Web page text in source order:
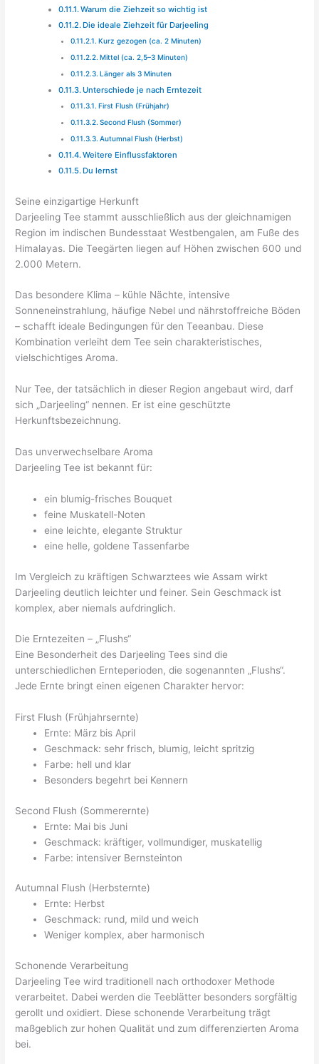
Warum die Ziehzeit so wichtig ist
Die ideale Ziehzeit für Darjeeling
Kurz gezogen (ca. 2 Minuten)
Mittel (ca. 2,5–3 Minuten)
Länger als 3 Minuten
Unterschiede je nach Erntezeit
First Flush (Frühjahr)
Second Flush (Sommer)
Autumnal Flush (Herbst)
Weitere Einflussfaktoren
Du lernst
Seine einzigartige Herkunft
Darjeeling Tee stammt ausschließlich aus der gleichnamigen
Region im indischen Bundesstaat Westbengalen, am Fuße des
Himalayas. Die Teegärten liegen auf Höhen zwischen 600 und
2.000 Metern.
Das besondere Klima – kühle Nächte, intensive
Sonneneinstrahlung, häufige Nebel und nährstoffreiche Böden
– schafft ideale Bedingungen für den Teeanbau. Diese
Kombination verleiht dem Tee sein charakteristisches,
vielschichtiges Aroma.
Nur Tee, der tatsächlich in dieser Region angebaut wird, darf
sich „Darjeeling“ nennen. Er ist eine geschützte
Herkunftsbezeichnung.
Das unverwechselbare Aroma
Darjeeling Tee ist bekannt für:
ein blumig-frisches Bouquet
feine Muskatell-Noten
eine leichte, elegante Struktur
eine helle, goldene Tassenfarbe
Im Vergleich zu kräftigen Schwarztees wie Assam wirkt
Darjeeling deutlich leichter und feiner. Sein Geschmack ist
komplex, aber niemals aufdringlich.
Die Erntezeiten – „Flushs“
Eine Besonderheit des Darjeeling Tees sind die
unterschiedlichen Ernteperioden, die sogenannten „Flushs“.
Jede Ernte bringt einen eigenen Charakter hervor:
First Flush (Frühjahrsernte)
Ernte: März bis April
Geschmack: sehr frisch, blumig, leicht spritzig
Farbe: hell und klar
Besonders begehrt bei Kennern
Second Flush (Sommerernte)
Ernte: Mai bis Juni
Geschmack: kräftiger, vollmundiger, muskatellig
Farbe: intensiver Bernsteinton
Autumnal Flush (Herbsternte)
Ernte: Herbst
Geschmack: rund, mild und weich
Weniger komplex, aber harmonisch
Schonende Verarbeitung
Darjeeling Tee wird traditionell nach orthodoxer Methode
verarbeitet. Dabei werden die Teeblätter besonders sorgfältig
gerollt und oxidiert. Diese schonende Verarbeitung trägt
maßgeblich zur hohen Qualität und zum differenzierten Aroma
bei.